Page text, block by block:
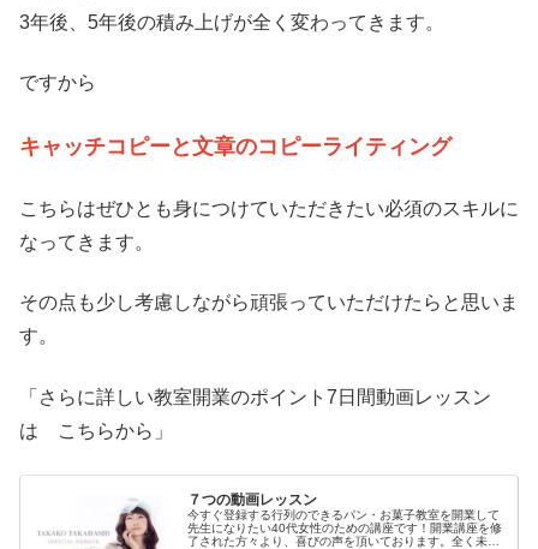
3年後、5年後の積み上げが全く変わってきます。
ですから
キャッチコピーと文章のコピーライティング
こちらはぜひとも身につけていただきたい必須のスキルに
なってきます。
その点も少し考慮しながら頑張っていただけたらと思いま
す。
「さらに詳しい教室開業のポイント7日間動画レッスン
は こちらから」
７つの動画レッスン
今すぐ登録する行列のできるパン・お菓子教室を開業して
先生になりたい40代女性のための講座です！開業講座を修
了された方々より、喜びの声を頂いております。全く未知